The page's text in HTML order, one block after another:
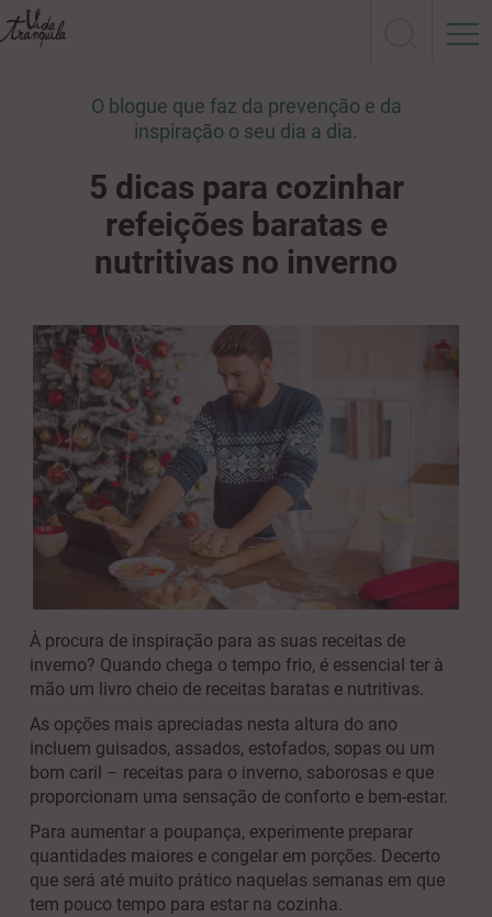
O blogue que faz da prevenção e da
inspiração o seu dia a dia.
5 dicas para cozinhar
refeições baratas e
nutritivas no inverno
À procura de inspiração para as suas receitas de
inverno? Quando chega o tempo frio, é essencial ter à
mão um livro cheio de receitas baratas e nutritivas.
As opções mais apreciadas nesta altura do ano
incluem guisados, assados, estofados, sopas ou um
bom caril – receitas para o inverno, saborosas e que
proporcionam uma sensação de conforto e bem-estar.
Para aumentar a poupança, experimente preparar
quantidades maiores e congelar em porções. Decerto
que será até muito prático naquelas semanas em que
tem pouco tempo para estar na cozinha.